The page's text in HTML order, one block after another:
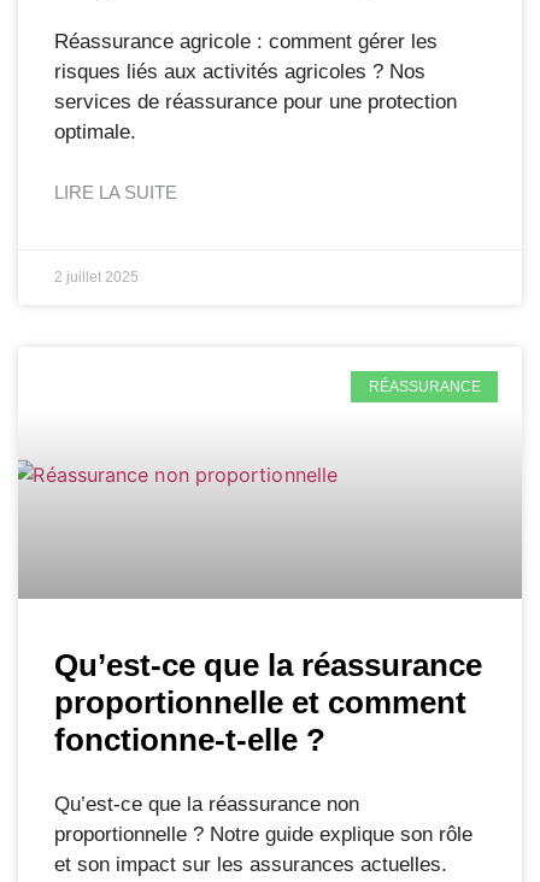
Réassurance agricole : comment gérer les
risques liés aux activités agricoles ? Nos
services de réassurance pour une protection
optimale.
LIRE LA SUITE
2 juillet 2025
RÉASSURANCE
Qu’est-ce que la réassurance
proportionnelle et comment
fonctionne-t-elle ?
Qu’est-ce que la réassurance non
proportionnelle ? Notre guide explique son rôle
et son impact sur les assurances actuelles.